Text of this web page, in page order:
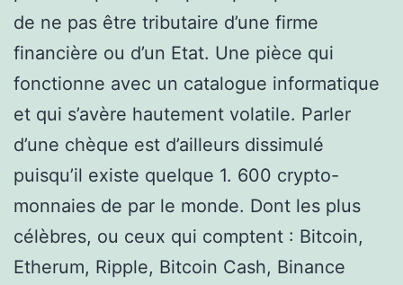
de ne pas être tributaire d’une firme
financière ou d’un Etat. Une pièce qui
fonctionne avec un catalogue informatique
et qui s’avère hautement volatile. Parler
d’une chèque est d’ailleurs dissimulé
puisqu’il existe quelque 1. 600 crypto-
monnaies de par le monde. Dont les plus
célèbres, ou ceux qui comptent : Bitcoin,
Etherum, Ripple, Bitcoin Cash, Binance